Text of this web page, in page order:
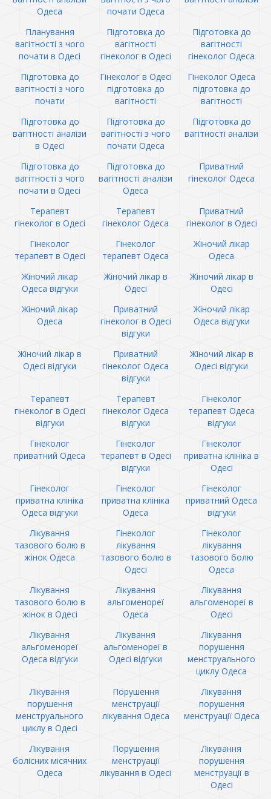
Одеса
почати Одеса
Планування
вагітності з чого
почати в Одесі
Підготовка до
вагітності
гінеколог в Одесі
Підготовка до
вагітності
гінеколог Одеса
Підготовка до
вагітності з чого
почати
Гінеколог в Одесі
підготовка до
вагітності
Гінеколог Одеса
підготовка до
вагітності
Підготовка до
вагітності аналізи
в Одесі
Підготовка до
вагітності з чого
почати Одеса
Підготовка до
вагітності аналізи
Підготовка до
вагітності з чого
почати в Одесі
Підготовка до
вагітності аналізи
Одеса
Приватний
гінеколог Одеса
Терапевт
гінеколог в Одесі
Терапевт
гінеколог Одеса
Приватний
гінеколог в Одесі
Гінеколог
терапевт в Одесі
Гінеколог
терапевт Одеса
Жіночий лікар
Одеса
Жіночий лікар
Одеса відгуки
Жіночий лікар в
Одесі
Жіночий лікар в
Одесі
Жіночий лікар
Одеса
Приватний
гінеколог в Одесі
відгуки
Жіночий лікар
Одеса відгуки
Жіночий лікар в
Одесі відгуки
Приватний
гінеколог Одеса
відгуки
Жіночий лікар в
Одесі відгуки
Терапевт
гінеколог в Одесі
відгуки
Терапевт
гінеколог Одеса
відгуки
Гінеколог
терапевт Одеса
відгуки
Гінеколог
приватний Одеса
Гінеколог
терапевт в Одесі
відгуки
Гінеколог
приватна клініка в
Одесі
Гінеколог
приватна клініка
Одеса відгуки
Гінеколог
приватна клініка
Одеса
Гінеколог
приватний Одеса
відгуки
Лікування
тазового болю в
жінок Одеса
Гінеколог
лікування
тазового болю в
Одесі
Гінеколог
лікування
тазового болю
Одеса
Лікування
тазового болю в
жінок в Одесі
Лікування
альгоменореї
Одеса
Лікування
альгоменореї в
Одесі
Лікування
альгоменореї
Одеса відгуки
Лікування
альгоменореї в
Одесі відгуки
Лікування
порушення
менструального
циклу Одеса
Лікування
порушення
менструального
циклу в Одесі
Порушення
менструації
лікування Одеса
Лікування
порушення
менструації Одеса
Лікування
болісних місячних
Одеса
Порушення
менструації
лікування в Одесі
Лікування
порушення
менструації в
Одесі